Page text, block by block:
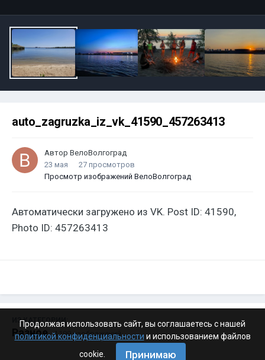
auto_zagruzka_iz_vk_41590_457263413
Автор ВелоВолгоград
23 мая
27 просмотров
Просмотр изображений ВелоВолгоград
Автоматически загружено из VK. Post ID: 41590,
Photo ID: 457263413
ИЗ КАТЕГОРИИ:
Разное · 4 199 изображений
Продолжая использовать сайт, вы соглашаетесь с нашей
политикой конфиденциальности и использованием файлов
cookie.
Принимаю